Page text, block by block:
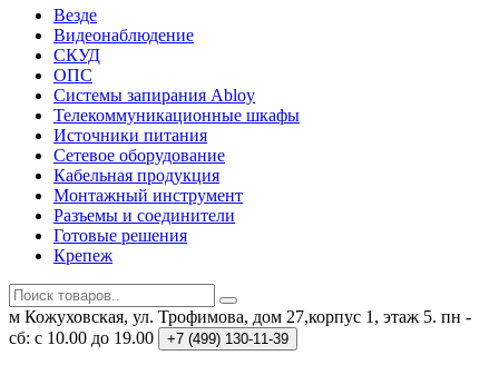
Везде
Видеонаблюдение
СКУД
ОПС
Системы запирания Abloy
Телекоммуникационные шкафы
Источники питания
Сетевое оборудование
Кабельная продукция
Монтажный инструмент
Разъемы и соединители
Готовые решения
Крепеж
м Кожуховская, ул. Трофимова, дом 27,корпус 1, этаж 5. пн -
сб: с 10.00 до 19.00
+7 (499) 130-11-39